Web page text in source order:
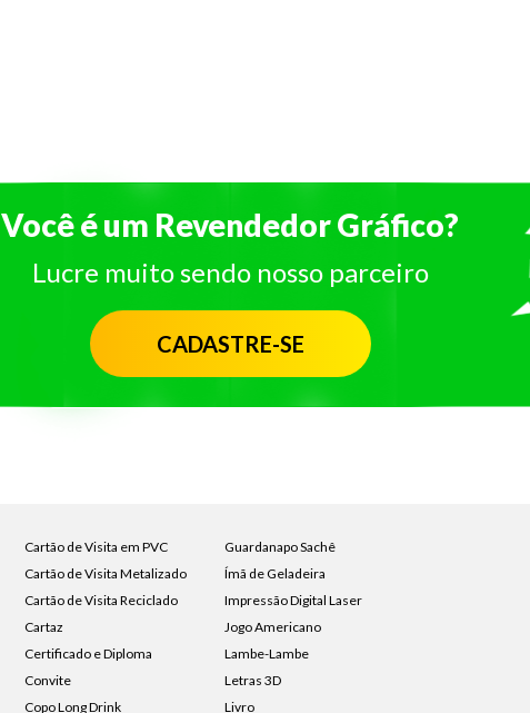
Você é um Revendedor Gráfico?
Lucre muito sendo nosso parceiro
CADASTRE-SE
Cartão de Visita em PVC
Cartão de Visita Metalizado
Cartão de Visita Reciclado
Cartaz
Certificado e Diploma
Convite
Copo Long Drink
Guardanapo Sachê
Ímã de Geladeira
Impressão Digital Laser
Jogo Americano
Lambe-Lambe
Letras 3D
Livro